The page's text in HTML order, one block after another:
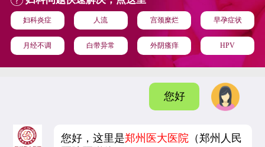
妇科炎症 人流 宫颈糜烂 早孕症状
月经不调 白带异常 外阴瘙痒 HPV
您好
您好，这里是郑州医大医院 （郑州人民